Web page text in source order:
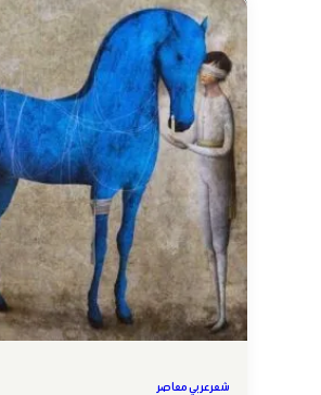
شعر عربي معاصر